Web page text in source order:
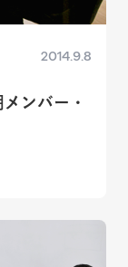
2014.9.8
ンバー・